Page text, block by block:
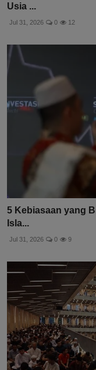
Usia ...
Jul 31, 2026 0 12
5 Kebiasaan yang
Isla...
Jul 31, 2026 0 9